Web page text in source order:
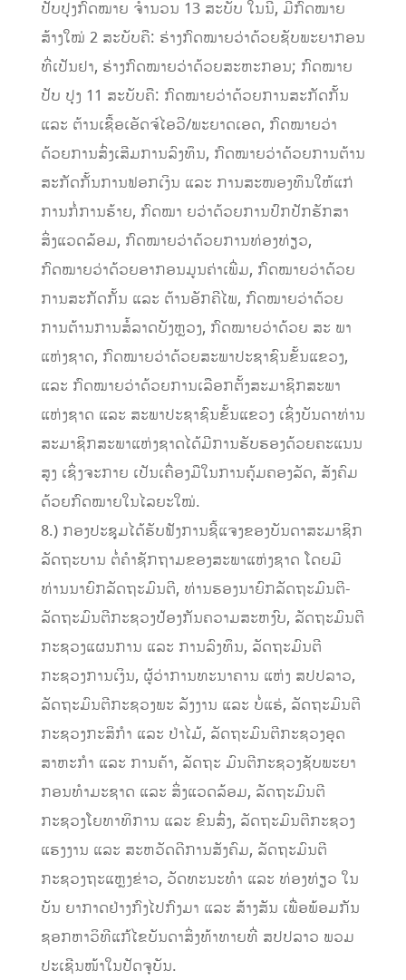
ປັບປຸງກົດໝາຍ ຈໍານວນ 13 ສະບັບ ໃນນີ້, ມີກົດໝາຍ
ສ້າງໃໝ່ 2 ສະບັບຄື: ຮ່າງກົດໝາຍວ່າດ້ວຍຊັບພະຍາກອນ
ທີ່ເປັນຢາ, ຮ່າງກົດໝາຍວ່າດ້ວຍສະຫະກອນ; ກົດໝາຍ
ປັບ ປຸງ 11 ສະບັບຄື: ກົດໝາຍວ່າດ້ວຍການສະກັດກັ້ນ
ແລະ ຕ້ານເຊື້ອເອັດຈ໌ໄອວີ/ພະຍາດເອດ, ກົດໝາຍວ່າ
ດ້ວຍການສົ່ງເສີມການລົງທຶນ, ກົດໝາຍວ່າດ້ວຍການຕ້ານ
ສະກັດກັ້ນການຟອກເງິນ ແລະ ການສະໜອງທຶນໃຫ້ແກ່
ການກໍ່ການຮ້າຍ, ກົດໝາ ຍວ່າດ້ວຍການປົກປັກຮັກສາ
ສິ່ງແວດລ້ອມ, ກົດໝາຍວ່າດ້ວຍການທ່ອງທ່ຽວ,
ກົດໝາຍວ່າດ້ວຍອາກອນມູນຄ່າເພີ່ມ, ກົດໝາຍວ່າດ້ວຍ
ການສະກັດກັ້ນ ແລະ ຕ້ານອັກຄີໄພ, ກົດໝາຍວ່າດ້ວຍ
ການຕ້ານການສໍ້ລາດບັງຫຼວງ, ກົດໝາຍວ່າດ້ວຍ ສະ ພາ
ແຫ່ງຊາດ, ກົດໝາຍວ່າດ້ວຍສະພາປະຊາຊົນຂັ້ນແຂວງ,
ແລະ ກົດໝາຍວ່າດ້ວຍການເລືອກຕັ້ງສະມາຊິກສະພາ
ແຫ່ງຊາດ ແລະ ສະພາປະຊາຊົນຂັ້ນແຂວງ ເຊິ່ງບັນດາທ່ານ
ສະມາຊິກສະພາແຫ່ງຊາດໄດ້ມີການຮັບຮອງດ້ວຍຄະແນນ
ສູງ ເຊິ່ງຈະກາຍ ເປັນເຄື່ອງມືໃນການຄຸ້ມຄອງລັດ, ສັງຄົມ
ດ້ວຍກົດໝາຍໃນໄລຍະໃໝ່.
8.) ກອງປະຊຸມໄດ້ຮັບຟັງການຊີ້ແຈງຂອງບັນດາສະມາຊິກ
ລັດຖະບານ ຕໍ່ຄໍາຊັກຖາມຂອງສະພາແຫ່ງຊາດ ໂດຍມີ
ທ່ານນາຍົກລັດຖະມົນຕີ, ທ່ານຮອງນາຍົກລັດຖະມົນຕີ-
ລັດຖະມົນຕີກະຊວງປ້ອງກັນຄວາມສະຫງົບ, ລັດຖະມົນຕີ
ກະຊວງແຜນການ ແລະ ການລົງທຶນ, ລັດຖະມົນຕີ
ກະຊວງການເງິນ, ຜູ້ວ່າການທະນາຄານ ແຫ່ງ ສປປລາວ,
ລັດຖະມົນຕີກະຊວງພະ ລັງງານ ແລະ ບໍ່ແຮ່, ລັດຖະມົນຕີ
ກະຊວງກະສິກໍາ ແລະ ປ່າໄມ້, ລັດຖະມົນຕີກະຊວງອຸດ
ສາຫະກໍາ ແລະ ການຄ້າ, ລັດຖະ ມົນຕີກະຊວງຊັບພະຍາ
ກອນທໍາມະຊາດ ແລະ ສິ່ງແວດລ້ອມ, ລັດຖະມົນຕີ
ກະຊວງໂຍທາທິການ ແລະ ຂົນສົ່ງ, ລັດຖະມົນຕີກະຊວງ
ແຮງງານ ແລະ ສະຫວັດດີການສັງຄົມ, ລັດຖະມົນຕີ
ກະຊວງຖະແຫຼງຂ່າວ, ວັດທະນະທໍາ ແລະ ທ່ອງທ່ຽວ ໃນ
ບັນ ຍາກາດຢ່າງກົງໄປກົງມາ ແລະ ສ້າງສັນ ເພື່ອພ້ອມກັນ
ຊອກຫາວິທີແກ້ໄຂບັນດາສິ່ງທ້າທາຍທີ່ ສປປລາວ ພວມ
ປະເຊີນໜ້າໃນປັດຈຸບັນ.